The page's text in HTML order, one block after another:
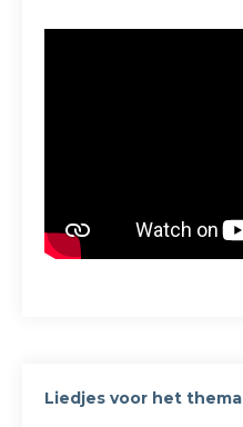
Liedjes voor het thema